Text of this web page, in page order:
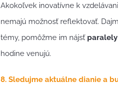
Akokoľvek inovatívne k
nemajú možnosť reflektovať.
témy, pomôžme im nájsť
hodine venujú.
8. Sledujme aktuálne dianie a